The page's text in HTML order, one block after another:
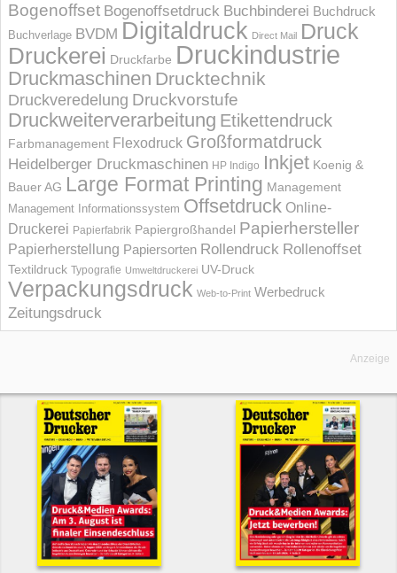
Bogenoffset Bogenoffsetdruck Buchbinderei Buchdruck
Buchverlage BVDM Digitaldruck Direct Mail Druck
Druckerei Druckfarbe Druckindustrie
Druckmaschinen Drucktechnik
Druckveredelung Druckvorstufe
Druckweiterverarbeitung Etikettendruck
Farbmanagement Flexodruck Großformatdruck
Heidelberger Druckmaschinen HP Indigo Inkjet Koenig &
Bauer AG Large Format Printing Management
Management Informations­system Offsetdruck Online-
Druckerei Papierfabrik Papiergroßhandel Papierhersteller
Papierherstellung Papiersorten Rollendruck Rollenoffset
Textildruck Typografie Umweltdruckerei UV-Druck
Verpackungsdruck Web-to-Print Werbedruck
Zeitungsdruck
Anzeige